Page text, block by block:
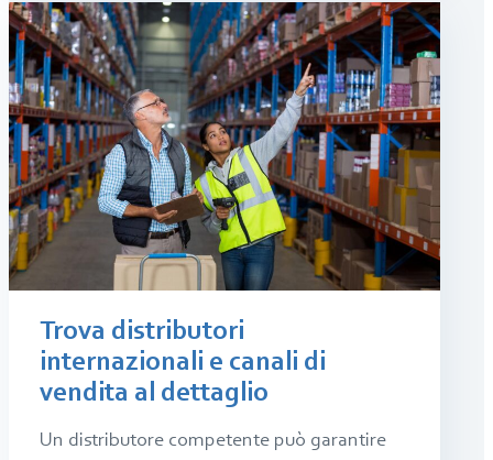
Trova distributori
internazionali e canali di
vendita al dettaglio
Un distributore competente può garantire